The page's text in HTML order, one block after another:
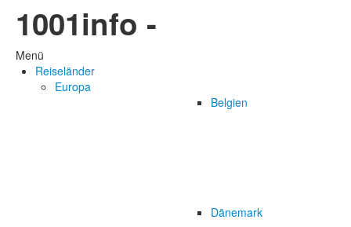
1001info -
Menü
Reiseländer
Europa
Belgien
Dänemark